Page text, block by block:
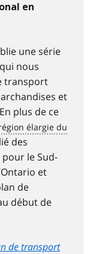
en
une série
nous
transport
et
plus de ce
des
le Sud-
et
de
début de
de transport